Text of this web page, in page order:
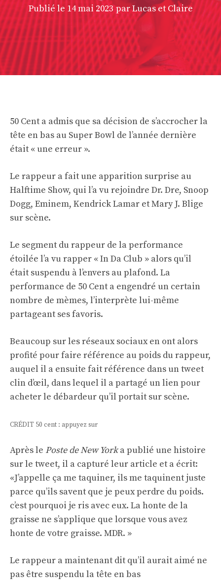
Publié le 14 mai 2023 par Lucas et Claire
50 Cent a admis que sa décision de s’accrocher la
tête en bas au Super Bowl de l’année dernière
était « une erreur ».
Le rappeur a fait une apparition surprise au
Halftime Show, qui l’a vu rejoindre Dr. Dre, Snoop
Dogg, Eminem, Kendrick Lamar et Mary J. Blige
sur scène.
Le segment du rappeur de la performance
étoilée l’a vu rapper « In Da Club » alors qu’il
était suspendu à l’envers au plafond. La
performance de 50 Cent a engendré un certain
nombre de mèmes, l’interprète lui-même
partageant ses favoris.
Beaucoup sur les réseaux sociaux en ont alors
profité pour faire référence au poids du rappeur,
auquel il a ensuite fait référence dans un tweet
clin d’œil, dans lequel il a partagé un lien pour
acheter le débardeur qu’il portait sur scène.
CRÉDIT 50 cent : appuyez sur
Après le Poste de New Yorka publié une histoire
sur le tweet, il a capturé leur article et a écrit:
«J’appelle ça me taquiner, ils me taquinent juste
parce qu’ils savent que je peux perdre du poids.
c’est pourquoi je ris avec eux. La honte de la
graisse ne s’applique que lorsque vous avez
honte de votre graisse. MDR. »
Le rappeur a maintenant dit qu’il aurait aimé ne
pas être suspendu la tête en bas